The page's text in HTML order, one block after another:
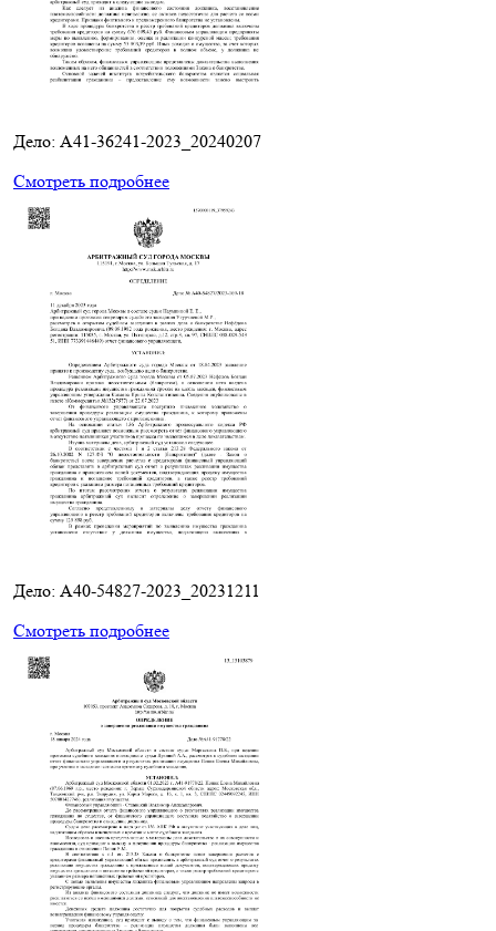
Дело: A41-36241-2023_20240207
Смотреть подробнее
Дело: A40-54827-2023_20231211
Смотреть подробнее